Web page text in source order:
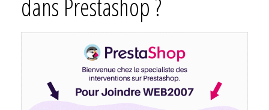
dans Prestashop ?